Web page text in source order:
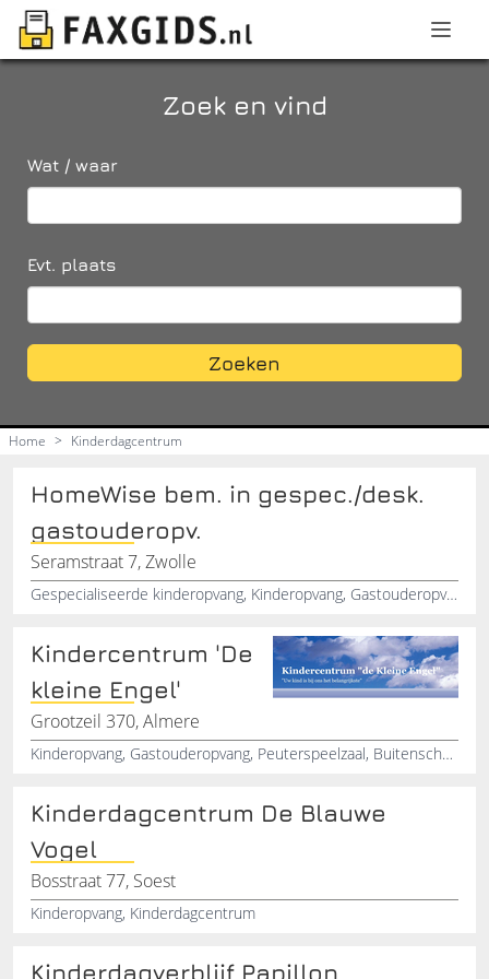
Zoek en vind
Wat / waar
Evt. plaats
Zoeken
Home > Kinderdagcentrum
HomeWise bem. in gespec./desk.
gastouderopv.
Seramstraat 7, Zwolle
Gespecialiseerde kinderopvang, Kinderopvang, Gastouderopvang, Ontwikkeling, Gedragsproblemen, Ontwikkelingsachterstand
Kindercentrum 'De
kleine Engel'
Grootzeil 370, Almere
Kinderopvang, Gastouderopvang, Peuterspeelzaal, Buitenschoolseopvang, Kindercentrum
Kinderdagcentrum De Blauwe
Vogel
Bosstraat 77, Soest
Kinderopvang, Kinderdagcentrum
Kinderdagverblijf Papillon